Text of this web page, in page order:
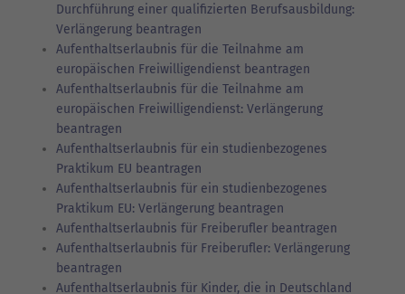
Durchführung einer qualifizierten Berufsausbildung:
Verlängerung beantragen
Aufenthaltserlaubnis für die Teilnahme am
europäischen Freiwilligendienst beantragen
Aufenthaltserlaubnis für die Teilnahme am
europäischen Freiwilligendienst: Verlängerung
beantragen
Aufenthaltserlaubnis für ein studienbezogenes
Praktikum EU beantragen
Aufenthaltserlaubnis für ein studienbezogenes
Praktikum EU: Verlängerung beantragen
Aufenthaltserlaubnis für Freiberufler beantragen
Aufenthaltserlaubnis für Freiberufler: Verlängerung
beantragen
Aufenthaltserlaubnis für Kinder, die in Deutschland